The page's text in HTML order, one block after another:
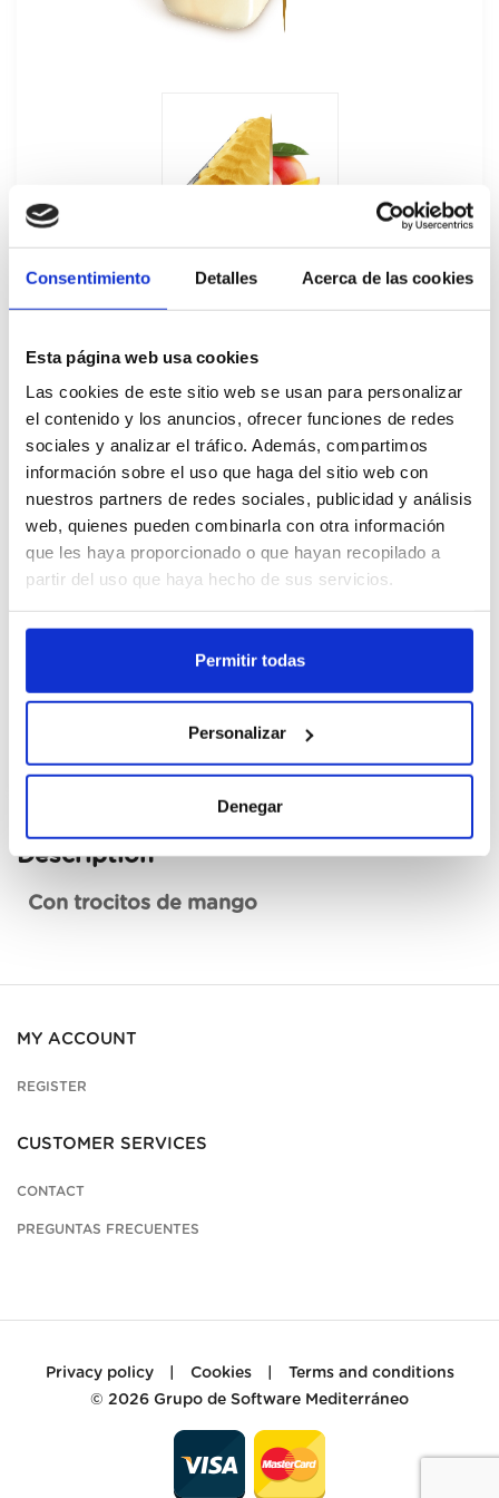
Consentimiento Detalles Acerca de las cookies
Esta página web usa cookies
Las cookies de este sitio web se usan para personalizar
el contenido y los anuncios, ofrecer funciones de redes
sociales y analizar el tráfico. Además, compartimos
información sobre el uso que haga del sitio web con
nuestros partners de redes sociales, publicidad y análisis
web, quienes pueden combinarla con otra información
que les haya proporcionado o que hayan recopilado a
partir del uso que haya hecho de sus servicios.
Permitir todas
Personalizar
Denegar
Helado Granel Sorbete de Mango Carte
D'Or 5,5L
56421
Cajas
Register
Description
Con trocitos de mango
MY ACCOUNT
REGISTER
CUSTOMER SERVICES
CONTACT
PREGUNTAS FRECUENTES
Privacy policy Cookies
Terms and conditions
© 2026 Grupo de Software Mediterráneo